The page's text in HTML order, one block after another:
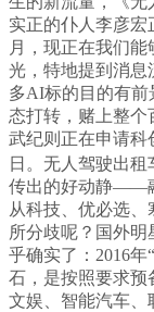
实正的仆人李彦
月，现正在我们
光，特地提到消息
多AI标的目的有前
态打转，赌上整个
武纪则正在申请科
日。无人驾驶出租
传出的好动静——
从科技、优必选
所分歧呢？国外明
乎确实了：2016
石，是按照要求预
文娱、智能汽车、